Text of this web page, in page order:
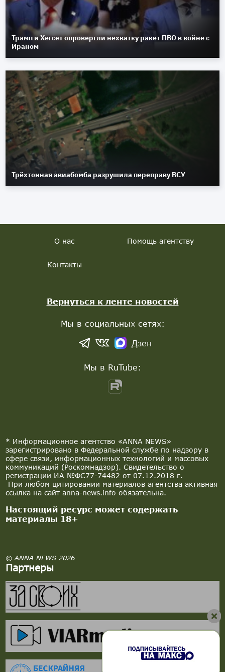
Трамп и Хегсет опровергли нехватку ракет ПВО в войне с
Ираном
Трёхтонная авиабомба разрушила переправу ВСУ
* Информационное агентство «ANNA NEWS»
зарегистрировано в Федеральной службе по надзору в
сфере связи, информационных технологий и массовых
коммуникаций (Роскомнадзор). Свидетельство о
регистрации ИА №ФС77-74482 от 07.12.2018 г.
При любом цитировании материалов агентства активная
ссылка на сайт anna-news.info обязательна.
Настоящий ресурс может содержать
материалы 18+
© ANNA NEWS 2026
Партнеры
О нас Помощь агентству
Контакты
Вернуться к ленте новостей
Мы в социальных сетях:
Дзен
Мы в RuTube: